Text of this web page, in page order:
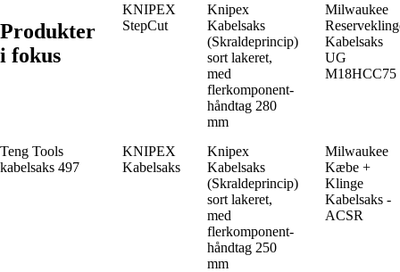
Produkter
i fokus
KNIPEX
StepCut
Knipex
Kabelsaks
(Skraldeprincip)
sort lakeret,
med
flerkomponent-
håndtag 280
mm
Milwaukee
Kabelsaks
UG
M18HCC75
Teng Tools
kabelsaks 497
KNIPEX
Kabelsaks
Knipex
Kabelsaks
(Skraldeprincip)
sort lakeret,
med
flerkomponent-
håndtag 250
mm
Milwaukee
Kæbe +
Klinge
Kabelsaks -
ACSR